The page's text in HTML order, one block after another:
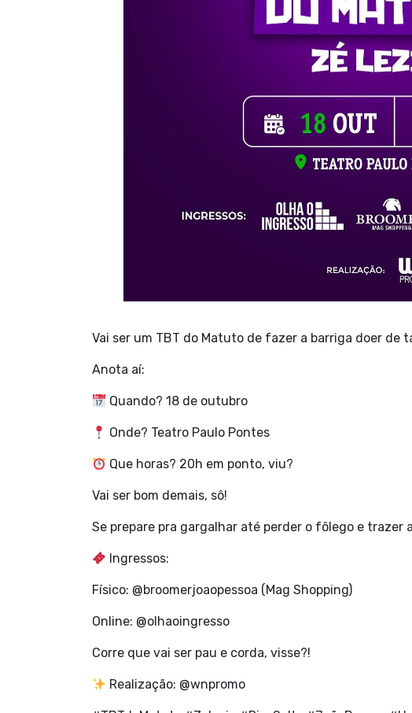
Vai ser um TBT do Matuto de fazer a barriga doer de
Anota aí:
Quando? 18 de outubro
Onde? Teatro Paulo Pontes
Que horas? 20h em ponto, viu?
Vai ser bom demais, sô!
Se prepare pra gargalhar até perder o fôlego e
Ingressos:
Físico: @broomerjoaopessoa (Mag Shopping)
Online: @olhaoingresso
Corre que vai ser pau e corda, visse?!
Realização: @wnpromo